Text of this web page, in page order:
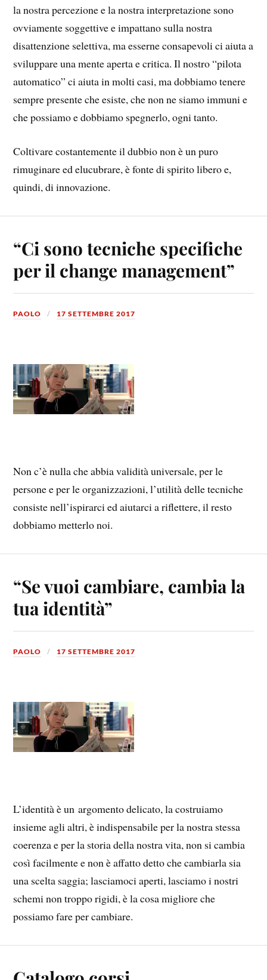
la nostra percezione e la nostra interpretazione sono
ovviamente soggettive e impattano sulla nostra
disattenzione selettiva, ma esserne consapevoli ci aiuta a
sviluppare una mente aperta e critica. Il nostro “pilota
automatico” ci aiuta in molti casi, ma dobbiamo tenere
sempre presente che esiste, che non ne siamo immuni e
che possiamo e dobbiamo spegnerlo, ogni tanto.
Coltivare costantemente il dubbio non è un puro
rimuginare ed elucubrare, è fonte di spirito libero e,
quindi, di innovazione.
“Ci sono tecniche specifiche
per il change management”
PAOLO 17 SETTEMBRE 2017
Non c’è nulla che abbia validità universale, per le
persone e per le organizzazioni, l’utilità delle tecniche
consiste nell’ispirarci ed aiutarci a riflettere, il resto
dobbiamo metterlo noi.
“Se vuoi cambiare, cambia la
tua identità”
PAOLO 17 SETTEMBRE 2017
L’identità è un argomento delicato, la costruiamo
insieme agli altri, è indispensabile per la nostra stessa
coerenza e per la storia della nostra vita, non si cambia
così facilmente e non è affatto detto che cambiarla sia
una scelta saggia; lasciamoci aperti, lasciamo i nostri
schemi non troppo rigidi, è la cosa migliore che
possiamo fare per cambiare.